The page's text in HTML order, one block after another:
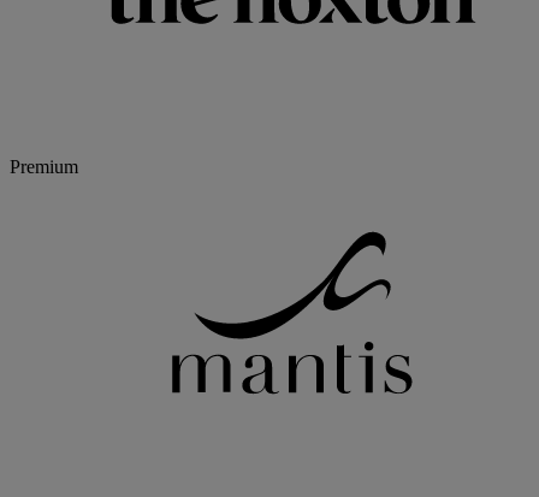
Premium